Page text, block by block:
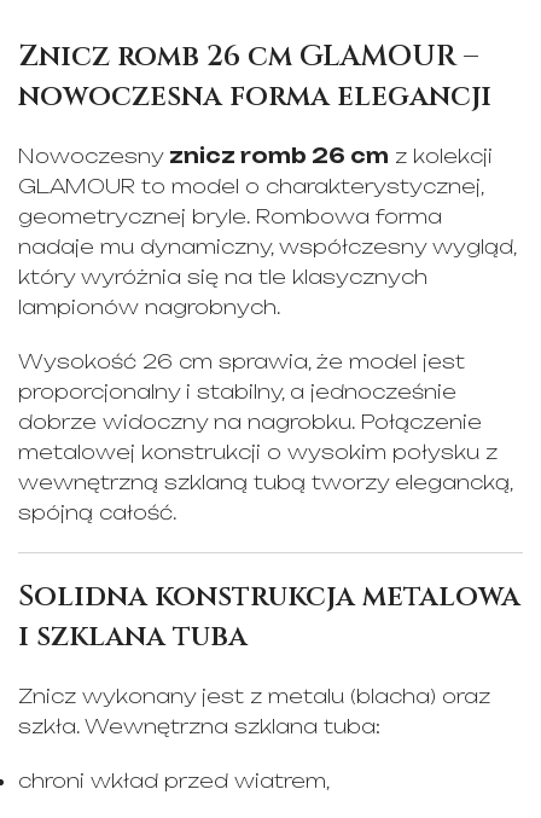
Znicz romb 26 cm GLAMOUR –
nowoczesna forma elegancji
Nowoczesny znicz romb 26 cm z kolekcji
GLAMOUR to model o charakterystycznej,
geometrycznej bryle. Rombowa forma
nadaje mu dynamiczny, współczesny wygląd,
który wyróżnia się na tle klasycznych
lampionów nagrobnych.
Wysokość 26 cm sprawia, że model jest
proporcjonalny i stabilny, a jednocześnie
dobrze widoczny na nagrobku. Połączenie
metalowej konstrukcji o wysokim połysku z
wewnętrzną szklaną tubą tworzy elegancką,
spójną całość.
Solidna konstrukcja metalowa
i szklana tuba
Znicz wykonany jest z metalu (blacha) oraz
szkła. Wewnętrzna szklana tuba:
chroni wkład przed wiatrem,